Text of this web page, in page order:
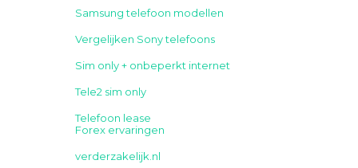
Samsung telefoon modellen
Vergelijken Sony telefoons
Sim only + onbeperkt internet
Tele2 sim only
Telefoon lease
Forex ervaringen
verderzakelijk.nl